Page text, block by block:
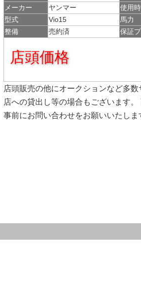
メーカー
ヤンマー 使用
型式
Vio15 馬力
整備
売約済 保証
店頭価格
店頭販売の他にオークションなど多
店への貸出し等の場合もございます。
事前にお問い合わせをお願いいたしま